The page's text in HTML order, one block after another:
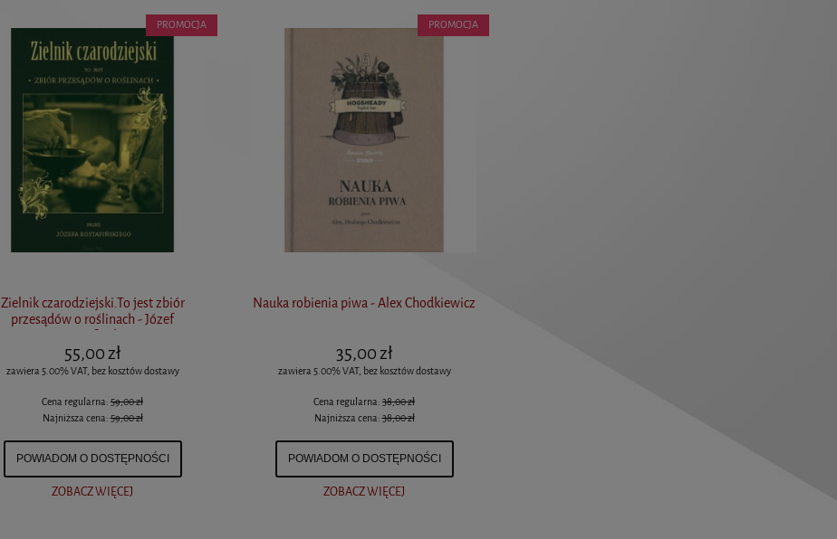
Zielnik czarodziejski.To jest zbiór
przesądów o roślinach - Józef
Rostafiński
55,00 zł
zawiera 5.00% VAT, bez kosztów dostawy
Cena regularna: 59,00 zł
Najniższa cena:59,00 zł
POWIADOM O DOSTĘPNOŚCI
ZOBACZ WIĘCEJ
PROMOCJA
Nauka robienia piwa - Alex Chodkiewicz
35,00 zł
zawiera 5.00% VAT, bez kosztów dostawy
Cena regularna: 38,00 zł
Najniższa cena:38,00 zł
POWIADOM O DOSTĘPNOŚCI
ZOBACZ WIĘCEJ
PROMOCJA